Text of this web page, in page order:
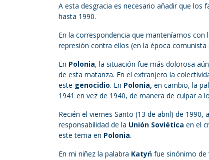
A esta desgracia es necesario añadir que los
hasta 1990.
En la correspondencia que manteníamos con
represión contra ellos (en la época
En Polonia, la situación fue más dolorosa
de esta matanza. En el extranjero la
este genocidio. En Polonia, en cambio, la
1941 en vez de 1940, de manera de culpar a
Recién el viernes Santo (13 de abril) de 1990,
responsabilidad de la Unión Soviética en el
este tema en Polonia.
En mi niñez la palabra Katyń fue sinónimo de